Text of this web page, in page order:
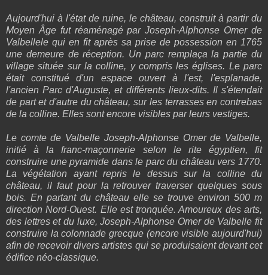
Aujourd'hui à l'état de ruine, le château, construit à partir du
Moyen Âge fut réaménagé par Joseph-Alphonse Omer de
Valbellele qui en fit après sa prise de possession en 1765
une demeure de réception. Un parc remplaça la partie du
village située sur la colline, y compris les églises. Le parc
était constitué d'un espace ouvert à l'est, l'esplanade,
l'ancien Parc d'Auguste, et différents lieux-dits. Il s'étendait
de part et d'autre du château, sur les terrasses en contrebas
de la colline. Elles sont encore visibles par leurs vestiges.
Le comte de Valbelle Joseph-Alphonse Omer de Valbelle,
initié à la franc-maçonnerie selon le rite égyptien, fit
construire une pyramide dans le parc du château vers 1770.
La végétation ayant repris le dessus sur la colline du
château, il faut pour la retrouver traverser quelques sous
bois. En partant du château elle se trouve environ 500 m
direction Nord-Ouest. Elle est tronquée. Amoureux des arts,
des lettres et du luxe, Joseph-Alphonse Omer de Valbelle fit
construire la colonnade grecque (encore visible aujourd'hui)
afin de recevoir divers artistes qui se produisaient devant cet
édifice néo-classique.